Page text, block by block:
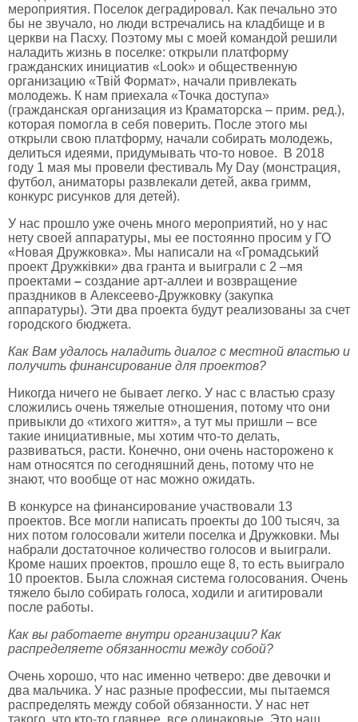
мероприятия. Поселок деградировал. Как печально это
бы не звучало, но люди встречались на кладбище и в
церкви на Пасху. Поэтому мы с моей командой решили
наладить жизнь в поселке: открыли платформу
гражданских инициатив «Look» и общественную
организацию «Твій Формат», начали привлекать
молодежь. К нам приехала «Точка доступа»
(гражданская организация из Краматорска – прим. ред.),
которая помогла в себя поверить. После этого мы
открыли свою платформу, начали собирать молодежь,
делиться идеями, придумывать что-то новое. В 2018
году 1 мая мы провели фестиваль My Day (монстрация,
футбол, аниматоры развлекали детей, аква гримм,
конкурс рисунков для детей).
У нас прошло уже очень много мероприятий, но у нас
нету своей аппаратуры, мы ее постоянно просим у ГО
«Новая Дружковка». Мы написали на «Громадський
проект Дружківки» два гранта и выиграли с 2 –мя
проектами – создание арт-аллеи и возвращение
праздников в Алексеево-Дружковку (закупка
аппаратуры). Эти два проекта будут реализованы за счет
городского бюджета.
Как Вам удалось наладить диалог с местной властью и
получить финансирование для проектов?
Никогда ничего не бывает легко. У нас с властью сразу
сложились очень тяжелые отношения, потому что они
привыкли до «тихого життя», а тут мы пришли – все
такие инициативные, мы хотим что-то делать,
развиваться, расти. Конечно, они очень насторожено к
нам относятся по сегодняшний день, потому что не
знают, что вообще от нас можно ожидать.
В конкурсе на финансирование участвовали 13
проектов. Все могли написать проекты до 100 тысяч, за
них потом голосовали жители поселка и Дружковки. Мы
набрали достаточное количество голосов и выиграли.
Кроме наших проектов, прошло еще 8, то есть выиграло
10 проектов. Была сложная система голосования. Очень
тяжело было собирать голоса, ходили и агитировали
после работы.
Как вы работаете внутри организации? Как
распределяете обязанности между собой?
Очень хорошо, что нас именно четверо: две девочки и
два мальчика. У нас разные профессии, мы пытаемся
распределять между собой обязанности. У нас нет
такого, что кто-то главнее, все одинаковые. Это наш